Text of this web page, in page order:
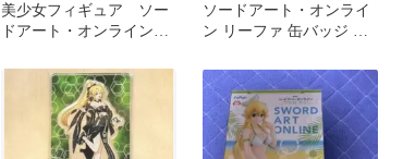
美少女フィギュア ソー
ドアート・オンライン
ァ 直葉
ソードアート・オンライ
ン リーファ 缶バッジ ア